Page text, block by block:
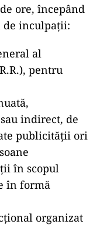
ore, începând
de inculpații:
al
pentru
indirect, de
publicității ori
în scopul
în formă
organizat